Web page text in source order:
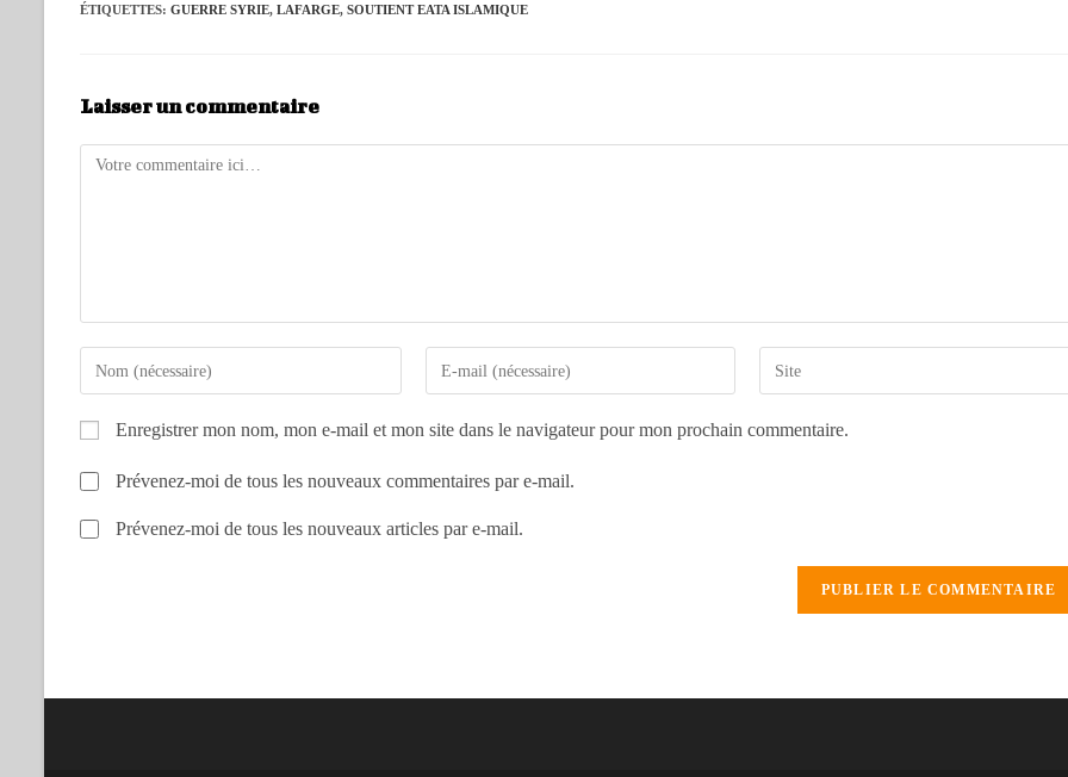
ÉTIQUETTES: GUERRE SYRIE, LAFARGE, SOUTIENT EATA ISLAMIQUE
Laisser un commentaire
Enregistrer mon nom, mon e-mail et mon site dans le navigateur pour mon prochain commentaire.
Prévenez-moi de tous les nouveaux commentaires par e-mail.
Prévenez-moi de tous les nouveaux articles par e-mail.